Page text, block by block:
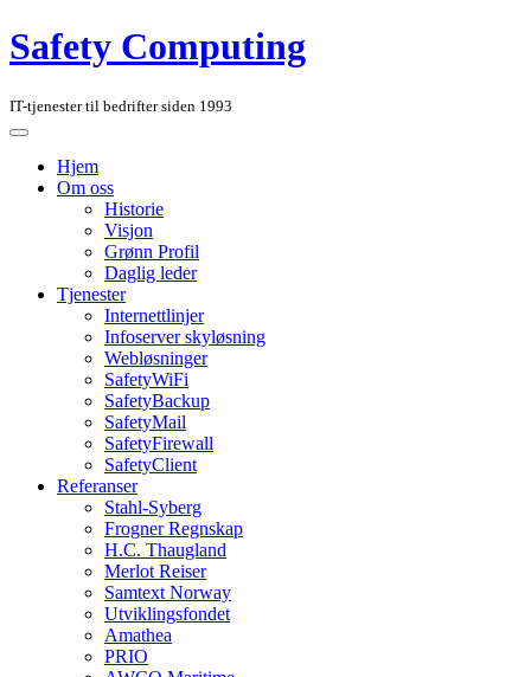
Safety Computing
IT-tjenester til bedrifter siden 1993
Hjem
Om oss
Historie
Visjon
Grønn Profil
Daglig leder
Tjenester
Internettlinjer
Infoserver skyløsning
Webløsninger
SafetyWiFi
SafetyBackup
SafetyMail
SafetyFirewall
SafetyClient
Referanser
Stahl-Syberg
Frogner Regnskap
H.C. Thaugland
Merlot Reiser
Samtext Norway
Utviklingsfondet
Amathea
PRIO